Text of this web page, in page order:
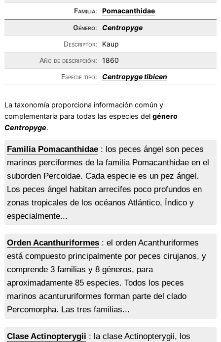
Familia:
Pomacanthidae
Género:
Centropyge
Descriptor:
Kaup
Año de descripción:
1860
Especie tipo:
Centropyge tibicen
La taxonomía proporciona información común y
complementaria para todas las especies del género
Centropyge.
Familia Pomacanthidae: los peces ángel son peces
marinos perciformes de la familia Pomacanthidae en el
suborden Percoidae. Cada especie es un pez ángel.
Los peces ángel habitan arrecifes poco profundos en
zonas tropicales de los océanos Atlántico, Índico y
especialmente...
Orden Acanthuriformes: el orden Acanthuriformes
está compuesto principalmente por peces cirujanos, y
comprende 3 familias y 8 géneros, para
aproximadamente 85 especies. Todos los peces
marinos acantururiformes forman parte del clado
Percomorpha. Las tres familias...
Clase Actinopterygii : la clase Actinopterygii, los